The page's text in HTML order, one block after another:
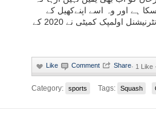
ہے اور وہ اسے اپنےکھیل کے
ساتھ ناانصافی سے تعبیر کرتے ہیں۔ انٹرنیشنل اولمپک کمیٹی نے 2020 کے
· 1 Like
Category: sports Tags: Squash